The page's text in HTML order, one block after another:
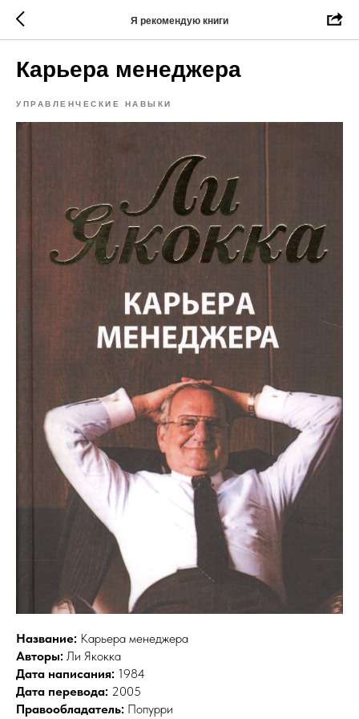
Я рекомендую книги
Карьера менеджера
УПРАВЛЕНЧЕСКИЕ НАВЫКИ
Название: Карьера менеджера
Авторы: Ли Якокка
Дата написания: 1984
Дата перевода: 2005
Правообладатель: Попурри